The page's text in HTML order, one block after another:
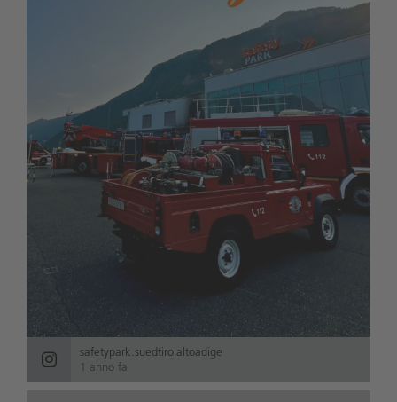
safetypark.suedtirolaltoadige
1 anno fa